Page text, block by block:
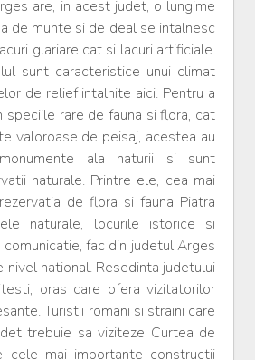
are, in acest judet, o lungime
de munte si de deal se intalnesc
glariare cat si lacuri artificiale.
sunt caracteristice unui climat
de relief intalnite aici. Pentru a
speciile rare de fauna si flora, cat
valoroase de peisaj, acestea au
ala naturii si sunt
naturale. Printre ele, cea mai
de flora si fauna Piatra
naturale, locurile istorice si
fac din judetul Arges
nivel national. Resedinta judetului
oras care ofera vizitatorilor
Turistii romani si straini care
trebuie sa viziteze Curtea de
cele mai importante constructii